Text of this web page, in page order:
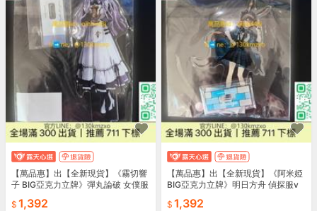
【萬品惠】出【全新現貨】《霧切響
子 BIG亞克力立牌》彈丸論破 女僕服
1,392
【萬品惠】出【全新現貨】《阿米婭
BIG亞克力立牌》明日方舟 偵探服v
1,392